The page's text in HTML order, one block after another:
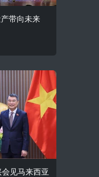
带向未来
见马来西亚